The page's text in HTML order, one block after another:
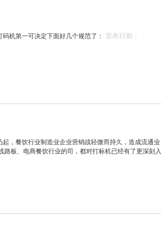
机第一可决定下面好几个规范了： 宣布日期：
，餐饮行业制造业企业营销战轻微而持久，造成流通业
板、电商餐饮行业的司，都对打标机已经有了更深刻入